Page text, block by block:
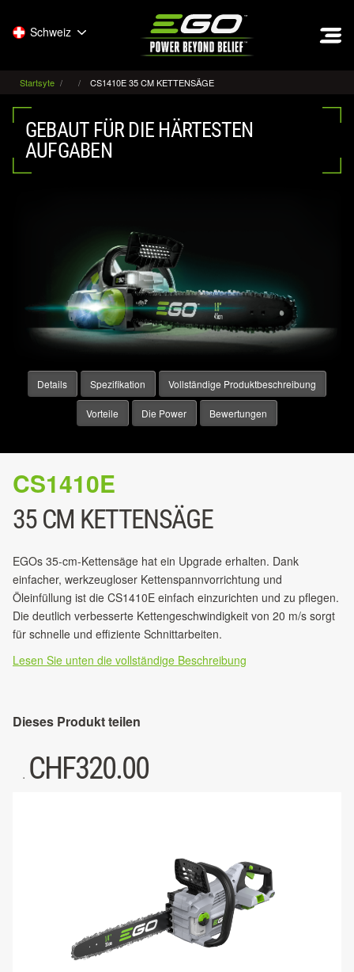
Schweiz
Startsyte CS1410E 35 CM KETTENSÄGE
GEBAUT FÜR DIE HÄRTESTEN
AUFGABEN
Details Spezifikation Vollständige Produktbeschreibung
Vorteile Die Power Bewertungen
CS1410E
35 CM KETTENSÄGE
EGOs 35-cm-Kettensäge hat ein Upgrade erhalten. Dank
einfacher, werkzeugloser Kettenspannvorrichtung und
Öleinfüllung ist die CS1410E einfach einzurichten und zu pflegen.
Die deutlich verbesserte Kettengeschwindigkeit von 20 m/s sorgt
für schnelle und effiziente Schnittarbeiten.
Lesen Sie unten die vollständige Beschreibung
Dieses Produkt teilen
. CHF320.00